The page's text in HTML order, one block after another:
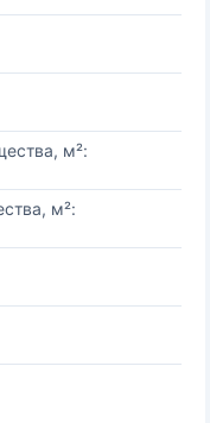
м²:
м²: